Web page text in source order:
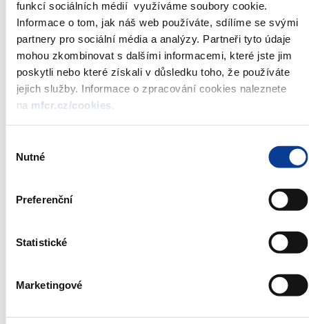
funkcí sociálních médií využíváme soubory cookie.
Informace o tom, jak náš web používáte, sdílíme se svými
partnery pro sociální média a analýzy. Partneři tyto údaje
mohou zkombinovat s dalšími informacemi, které jste jim
poskytli nebo které získali v důsledku toho, že používáte
jejich služby. Informace o zpracování cookies naleznete
na mfcr.cz/cookies.
souhlasu
Nutné
Preferenční
Statistické
Marketingové
Total nominal
CZK 0 to 5 000 000 000
Auctioned:*
CZK 0 to 5 000 000 000
Auction date:
2. 6. 2022
Issue date:
3. 6. 2022
Deadline for
12:00
Agent:
Annoucement is always published on the date of auction at
Rules for the Primary
Sale of Government Securities Organized by the Czech National
* The Ministry of Finance reserves the right to change the total